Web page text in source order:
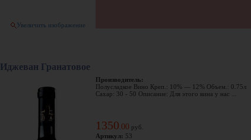
Увеличить изображение
Иджеван Гранатовое
Производитель:
Полусладкое Вино Креп.: 10% — 12% Объем.: 0.75л
Сахар: 30 - 50 Описание: Для этого вина у нас ...
1350 00 руб.
Артикул: 53